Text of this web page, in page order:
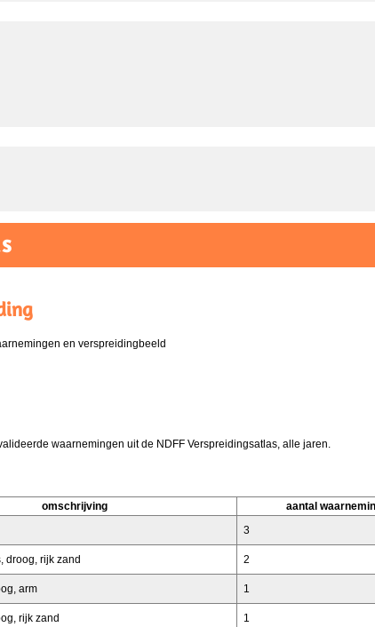
en verspreidingbeeld
waarnemingen uit de NDFF Verspreidingsatlas, alle jaren.
omschrijving
aantal
3
droog, rijk zand 2
arm 1
rijk zand 1